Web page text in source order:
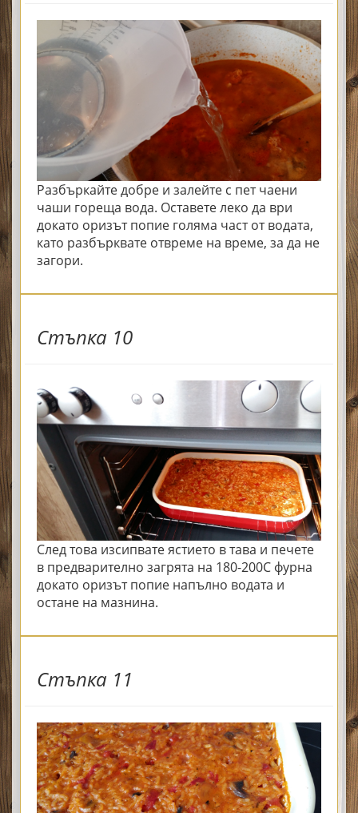
Разбъркайте добре и залейте с пет чаени
чаши гореща вода. Оставете леко да ври
докато оризът попие голяма част от водата,
като разбърквате отвреме на време, за да не
загори.
Стъпка 10
След това изсипвате ястието в тава и печете
в предварително загрята на 180-200С фурна
докато оризът попие напълно водата и
остане на мазнина.
Стъпка 11